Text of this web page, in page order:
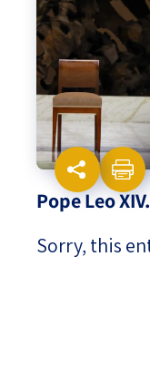
Israel-
Pope Leo
Sorry, this